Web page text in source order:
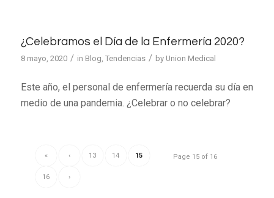
¿Celebramos el Día de la Enfermería 2020?
8 mayo, 2020 / in Blog Tendencias / by Union Medical
Este año, el personal de enfermería recuerda su día en
medio de una pandemia. ¿Celebrar o no celebrar?
Page 15 of 16
« ‹ 13 14 15
16 ›